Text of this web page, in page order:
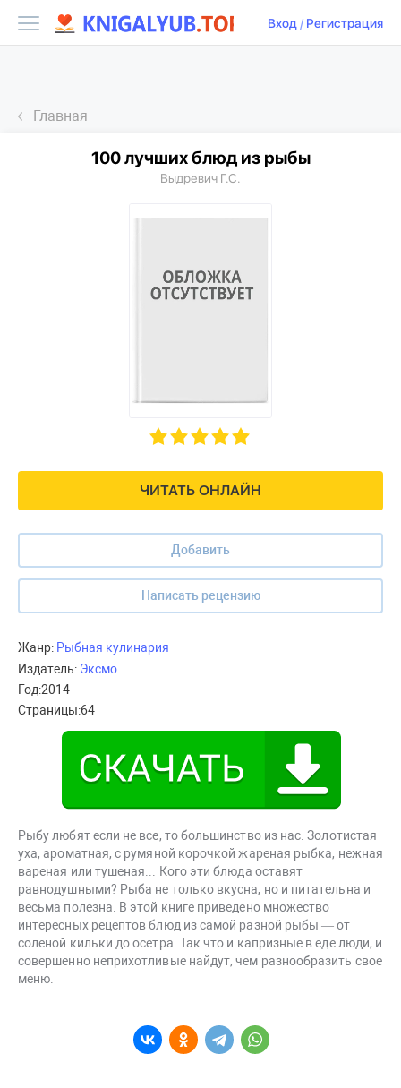
Вход/ Регистрация
Главная
ЧИТАТЬ ОНЛАЙН
Добавить
Написать рецензию
100 лучших блюд из рыбы
Выдревич Г.С.
Жанр: Рыбная кулинария
Издатель: Эксмо
Год:2014
Страницы:64
Рыбу любят если не все, то большинство из нас. Золотистая
уха, ароматная, с румяной корочкой жареная рыбка, нежная
вареная или тушеная... Кого эти блюда оставят
равнодушными? Рыба не только вкусна, но и питательна и
весьма полезна. В этой книге приведено множество
интересных рецептов блюд из самой разной рыбы — от
соленой кильки до осетра. Так что и капризные в еде люди, и
совершенно неприхотливые найдут, чем разнообразить свое
меню.